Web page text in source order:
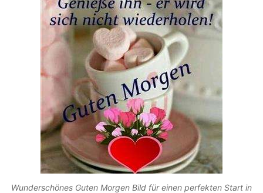
Wunderschönes Guten Morgen Bild für einen perfekten Start in